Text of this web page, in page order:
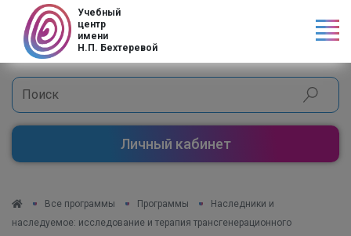
Учебный
центр
имени
Н.П. Бехтеревой
Личный кабинет
Все программы Программы
Наследники и
наследуемое: исследование и терапия трансгенерационного
Код страны